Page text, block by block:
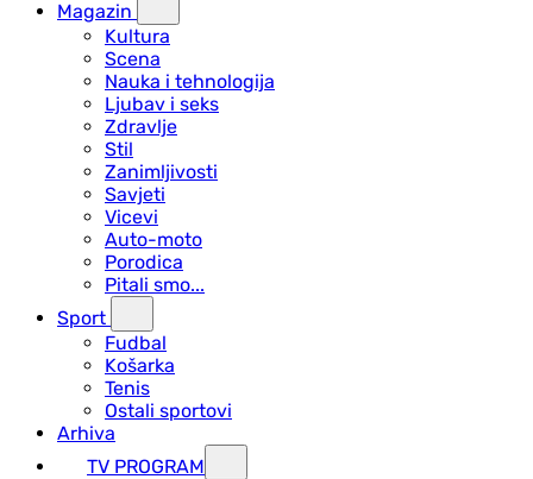
Magazin
Kultura
Scena
Nauka i tehnologija
Ljubav i seks
Zdravlje
Stil
Zanimljivosti
Savjeti
Vicevi
Auto-moto
Porodica
Pitali smo...
Sport
Fudbal
Košarka
Tenis
Ostali sportovi
Arhiva
TV PROGRAM